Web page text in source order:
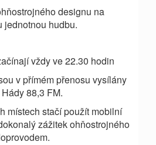
designu na
jednotnou hudbu.
vždy ve 22.30 hodin
v přímém přenosu vysílány
88,3 FM.
místech stačí použít mobilní
zážitek ohňostrojného